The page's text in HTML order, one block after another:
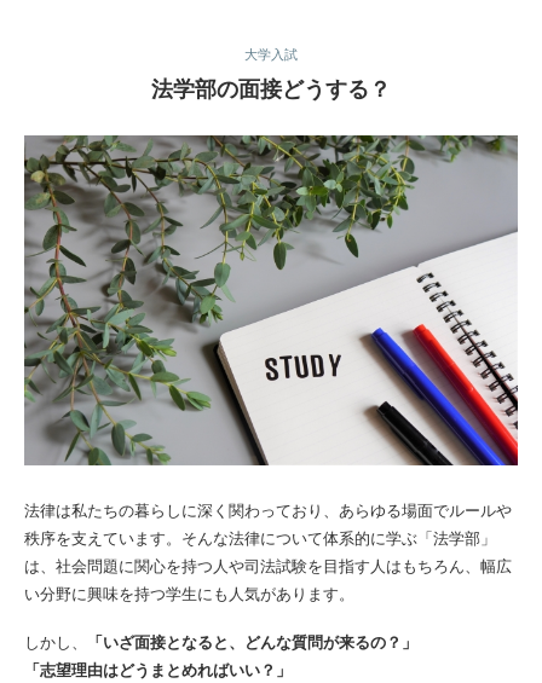
大学入試
法学部の面接どうする？
法律は私たちの暮らしに深く関わっており、あらゆる場面でルールや
秩序を支えています。そんな法律について体系的に学ぶ「法学部」
は、社会問題に関心を持つ人や司法試験を目指す人はもちろん、幅広
い分野に興味を持つ学生にも人気があります。
しかし、
「いざ面接となると、どんな質問が来るの？」
「志望理由はどうまとめればいい？」